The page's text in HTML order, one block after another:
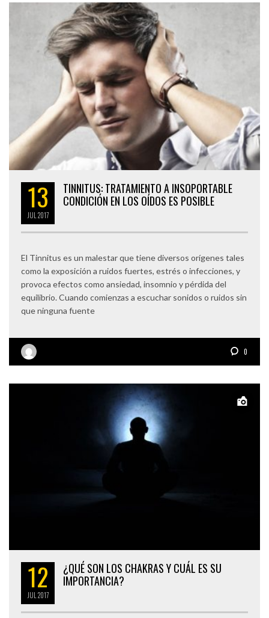
13
JUL 2017
TINNITUS: TRATAMIENTO A INSOPORTABLE
CONDICIÓN EN LOS OÍDOS ES POSIBLE
El Tinnitus es un malestar que tiene diversos orígenes tales
como la exposición a ruidos fuertes, estrés o infecciones, y
provoca efectos como ansiedad, insomnio y pérdida del
equilibrio. Cuando comienzas a escuchar sonidos o ruidos sin
que ninguna fuente
0
12
JUL2017
¿QUÉ SON LOS CHAKRAS Y CUÁL ES SU
IMPORTANCIA?